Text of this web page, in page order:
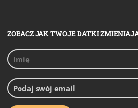
ZOBACZ JAK TWOJE DATKI